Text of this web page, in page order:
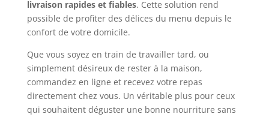
livraison rapides et fiables. Cette solution rend
possible de profiter des délices du menu depuis le
confort de votre domicile.
Que vous soyez en train de travailler tard, ou
simplement désireux de rester à la maison,
commandez en ligne et recevez votre repas
directement chez vous. Un véritable plus pour ceux
qui souhaitent déguster une bonne nourriture sans